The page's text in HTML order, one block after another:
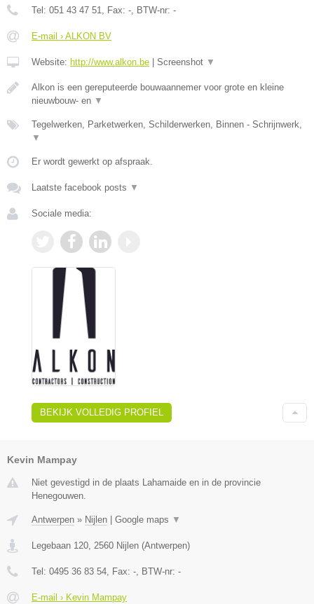
Tel: 051 43 47 51, Fax: -, BTW-nr: -
E-mail › ALKON BV
Website: http://www.alkon.be Screenshot ▼
Alkon is een gereputeerde bouwaannemer voor grote en kleine
nieuwbouw- en ▼
Tegelwerken, Parketwerken, Schilderwerken, Binnen - Schrijnwerk,
▼
Er wordt gewerkt op afspraak.
Laatste facebook posts ▼
Sociale media:
BEKIJK VOLLEDIG PROFIEL
Kevin Mampay
Niet gevestigd in de plaats Lahamaide en in de provincie
Henegouwen.
Antwerpen » Nijlen Google maps ▼
Legebaan 120, 2560 Nijlen (Antwerpen)
Tel: 0495 36 83 54, Fax: -, BTW-nr: -
E-mail › Kevin Mampay